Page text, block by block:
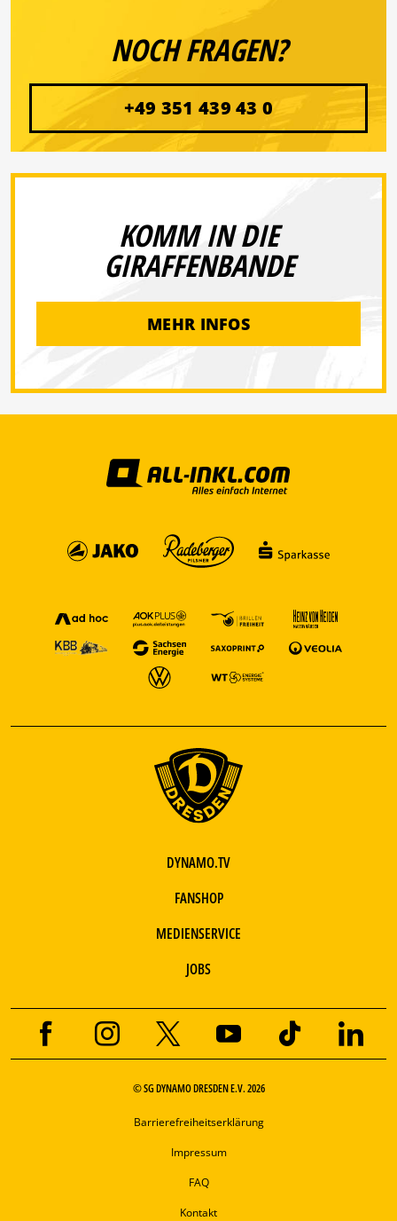
NOCH FRAGEN?
+49 351 439 43 0
KOMM IN DIE
GIRAFFENBANDE
MEHR INFOS
DYNAMO.TV
FANSHOP
MEDIENSERVICE
JOBS
© SG DYNAMO DRESDEN E.V. 2026
Barrierefreiheitserklärung
Impressum
FAQ
Kontakt